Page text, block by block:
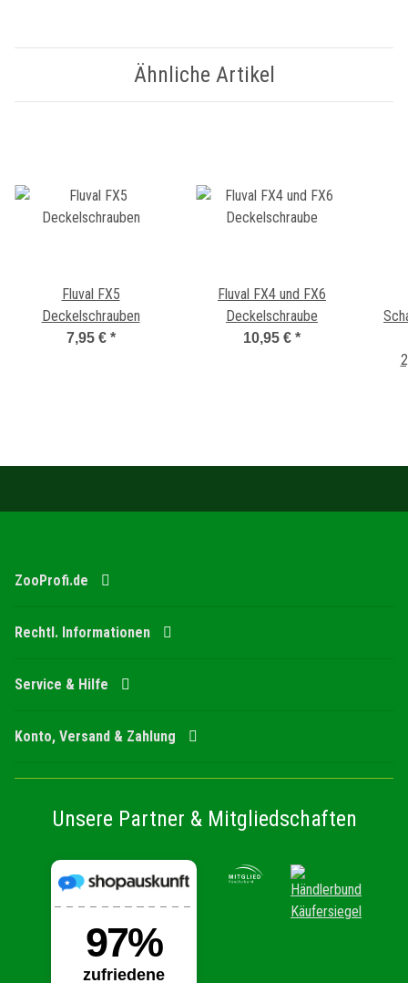
Ähnliche Artikel
Fluval FX5
Deckelschrauben
7,95 € *
Fluval FX4 und FX6
Deckelschraube
10,95 € *
ZooProfi.de
Rechtl. Informationen
Service & Hilfe
Konto, Versand & Zahlung
Unsere Partner & Mitgliedschaften